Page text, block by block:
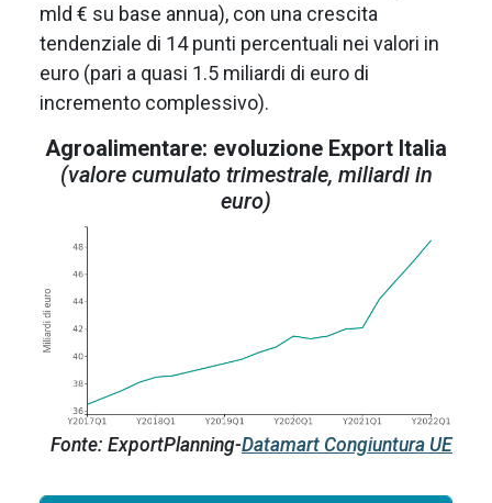
mld € su base annua), con una crescita
tendenziale di 14 punti percentuali nei valori in
euro (pari a quasi 1.5 miliardi di euro di
incremento complessivo).
Agroalimentare: evoluzione Export Italia
(valore cumulato trimestrale, miliardi in
euro)
Fonte: ExportPlanning-Datamart Congiuntura UE